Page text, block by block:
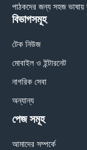
পাঠকদের জন্য সহজ
বিভাগসমূহ
টেক নিউজ
মোবাইল ও ইন্টারনেট
নাগরিক সেবা
অন্যান্য
পেজ সমূহ
আমাদের সম্পর্কে